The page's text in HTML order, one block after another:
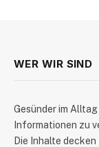
WER WIR SIND
​Gesünder im
Informationen zu
Die Inhalte